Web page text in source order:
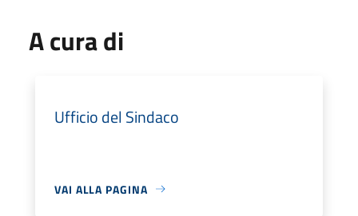
A cura di
Ufficio del Sindaco
VAI ALLA PAGINA